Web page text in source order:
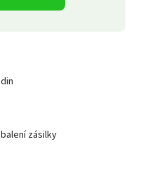
zásilky